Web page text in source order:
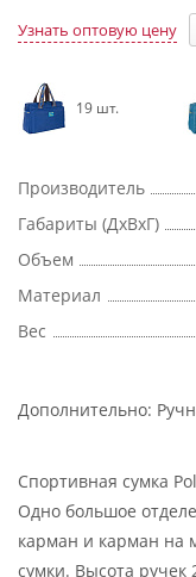
Узнать оптовую цену
19 шт.
Производитель
Габариты (ДхВхГ)
Объем
Материал
Вес
Дополнительно:
Спортивная сумка
Одно большое
карман и карман на
сумки. Высота ручек